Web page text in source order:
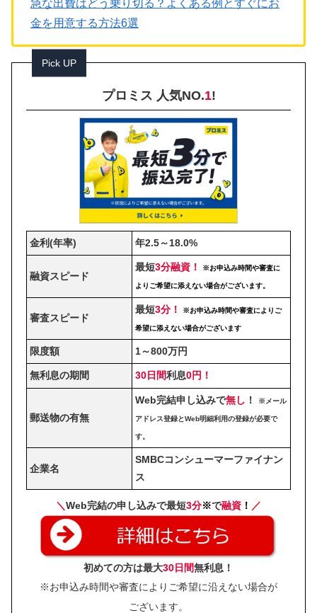
急な出費はどう乗り切る？よくある例とすぐにお
金を用意する方法6選
Pick UP
プロミス 人気NO.1!
金利(年率) 年2.5～18.0%
融資スピード
最短3分融資！ ※お申込み時間や審査に
よりご希望に添えない場合がございます。
審査スピード
最短3分！ ※お申込み時間や審査によりご
希望に添えない場合がございます
限度額 1～800万円
無利息の期間 30日間利息0円！
郵送物の有無
Web完結申し込みで無し ！ ※メール
アドレス登録とWeb明細利用の登録が必要で
す。
企業名
SMBCコンシューマーファイナン
ス
＼Web完結の申し込みで最短3分※で融資 ！ ／
初めての方は最大30日間無利息！
※お申込み時間や審査によりご希望に沿えない場合が
ございます。